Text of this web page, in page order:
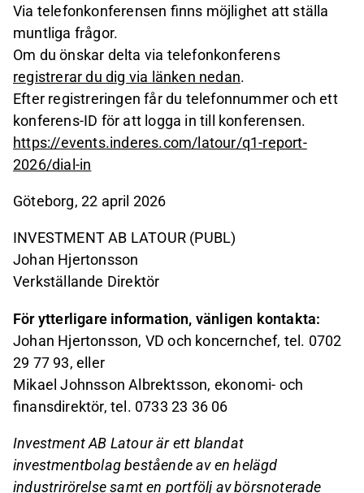
Via telefonkonferensen finns möjlighet att ställa
muntliga frågor.
Om du önskar delta via telefonkonferens
registrerar du dig via länken nedan.
Efter registreringen får du telefonnummer och ett
konferens-ID för att logga in till konferensen.
https://events.inderes.com/latour/q1-report-
2026/dial-in
Göteborg, 22 april 2026
INVESTMENT AB LATOUR (PUBL)
Johan Hjertonsson
Verkställande Direktör
För ytterligare information, vänligen kontakta:
Johan Hjertonsson, VD och koncernchef, tel. 0702
29 77 93, eller
Mikael Johnsson Albrektsson, ekonomi- och
finansdirektör, tel. 0733 23 36 06
Investment AB Latour är ett blandat
investmentbolag bestående av en helägd
industrirörelse samt en portfölj av börsnoterade